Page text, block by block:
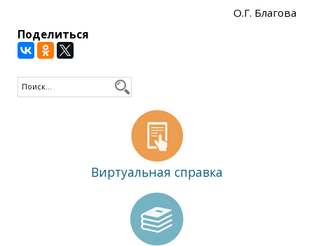
О.Г. Благова
Поделиться
Виртуальная справка